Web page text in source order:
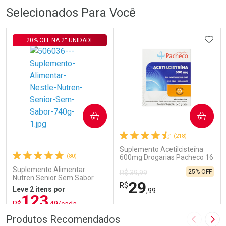
Selecionados Para Você
(80)
Suplemento Alimentar
Nutren Senior Sem Sabor
740g
20% OFF NA 2° UNIDADE
Leve 2 itens por
R$123,49/cada
COMPRAR
FECHAR
FECHAR
(218)
Suplemento Acetilcisteína
600mg Drogarias Pacheco 16
R$ 39,99
R$29,99
25% OFF
COMPRAR
Produtos Recomendados Imagem